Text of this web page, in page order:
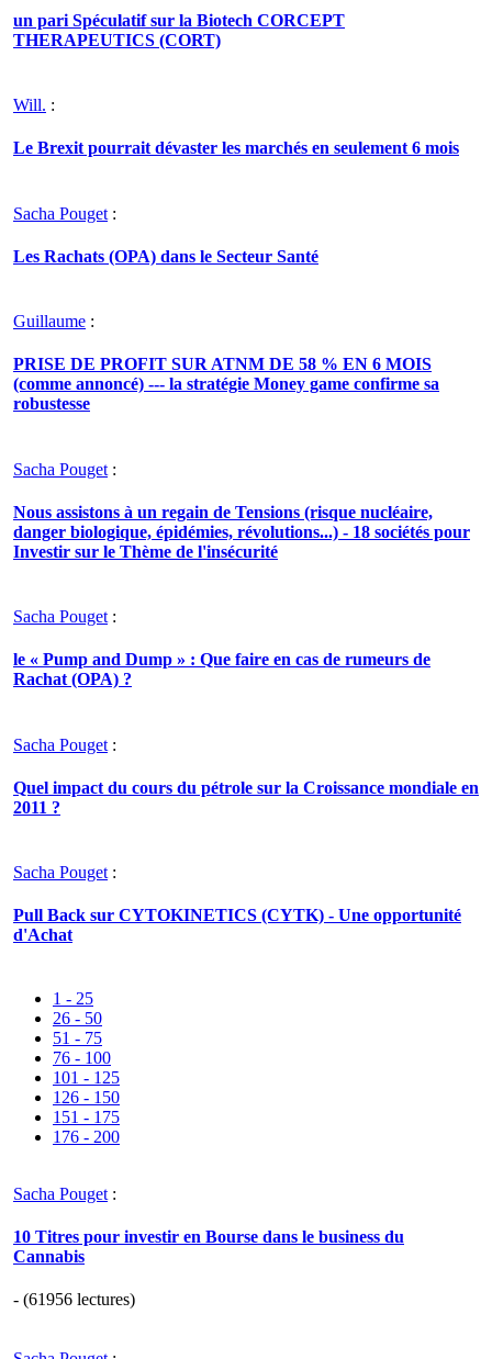
un pari Spéculatif sur la Biotech CORCEPT
THERAPEUTICS (CORT)
Will. :
Le Brexit pourrait dévaster les marchés en seulement 6 mois
Sacha Pouget :
Les Rachats (OPA) dans le Secteur Santé
Guillaume :
PRISE DE PROFIT SUR ATNM DE 58 % EN 6 MOIS
(comme annoncé) --- la stratégie Money game confirme sa
robustesse
Sacha Pouget :
Nous assistons à un regain de Tensions (risque nucléaire,
danger biologique, épidémies, révolutions...) - 18 sociétés pour
Investir sur le Thème de l'insécurité
Sacha Pouget :
le « Pump and Dump » : Que faire en cas de rumeurs de
Rachat (OPA) ?
Sacha Pouget :
Quel impact du cours du pétrole sur la Croissance mondiale en
2011 ?
Sacha Pouget :
Pull Back sur CYTOKINETICS (CYTK) - Une opportunité
d'Achat
1 - 25
26 - 50
51 - 75
76 - 100
101 - 125
126 - 150
151 - 175
176 - 200
Sacha Pouget :
10 Titres pour investir en Bourse dans le business du
Cannabis
- (61956 lectures)